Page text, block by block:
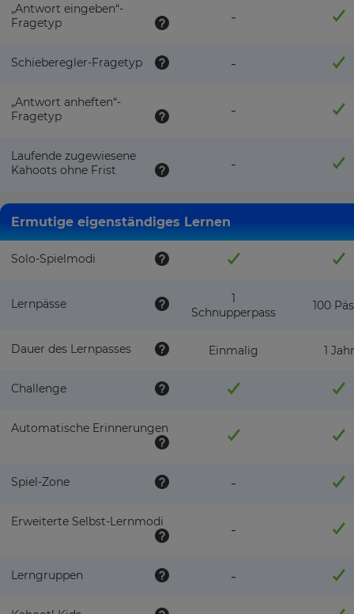
„Antwort eingeben“-
Fragetyp
-
Schieberegler-Fragetyp -
„Antwort anheften“-
Fragetyp
-
Laufende zugewiesene
Kahoots ohne Frist
-
Ermutige eigenständiges Lernen
Solo-Spielmodi
Lernpässe
1
Schnupperpass
100
Dauer des Lernpasses Einmalig 1 Jahr
Challenge
Automatische Erinnerungen
Spiel-Zone -
Erweiterte Selbst-Lernmodi -
Lerngruppen -
Name
E-
Schule/des
Datenschutzrichtlinie
your
×
Update
and
Region
This